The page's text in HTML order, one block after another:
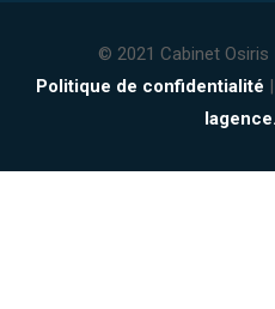
© 2021 Cabinet Osiris
Politique de confidentialité